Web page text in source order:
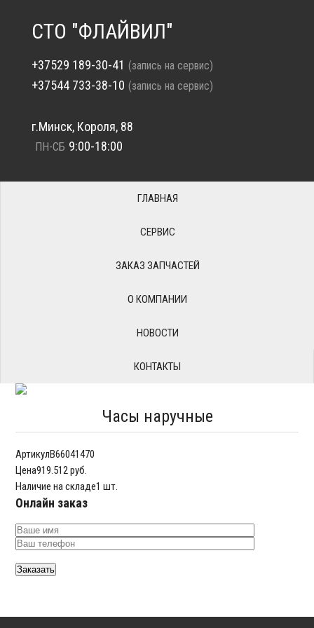
СТО "ФЛАЙВИЛ"
+37529 189-30-41 (запись на сервис)
+37544 733-38-10 (запись на сервис)
г.Минск, Короля, 88
ПН-СБ 9:00-18:00
ГЛАВНАЯ
СЕРВИС
ЗАКАЗ ЗАПЧАСТЕЙ
О КОМПАНИИ
НОВОСТИ
КОНТАКТЫ
Часы наручные
АртикулB66041470
Цена919.512 руб.
Наличие на складе1 шт.
Онлайн заказ